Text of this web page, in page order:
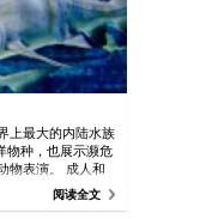
上最大的内陆水族
物种，也展示濒危
物表演。 成人和
阅读全文